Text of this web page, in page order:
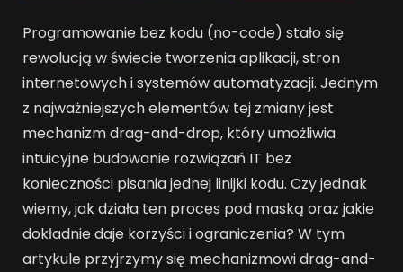
Programowanie bez kodu (no-code) stało się
rewolucją w świecie tworzenia aplikacji, stron
internetowych i systemów automatyzacji. Jednym
z najważniejszych elementów tej zmiany jest
mechanizm drag-and-drop, który umożliwia
intuicyjne budowanie rozwiązań IT bez
konieczności pisania jednej linijki kodu. Czy jednak
wiemy, jak działa ten proces pod maską oraz jakie
dokładnie daje korzyści i ograniczenia? W tym
artykule przyjrzymy się mechanizmowi drag-and-